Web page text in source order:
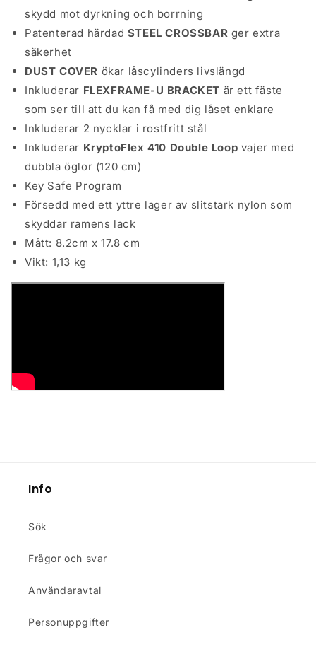
skydd mot dyrkning och borrning
Patenterad härdad STEEL CROSSBAR ger extra
säkerhet
DUST COVER ökar låscylinders livslängd
Inkluderar FLEXFRAME-U BRACKET är ett fäste
som ser till att du kan få med dig låset enklare
Inkluderar 2 nycklar i rostfritt stål
Inkluderar KryptoFlex 410 Double Loop vajer med
dubbla öglor (120 cm)
Key Safe Program
Försedd med ett yttre lager av slitstark nylon som
skyddar ramens lack
Mått: 8.2cm x 17.8 cm
Vikt: 1,13 kg
Info
Sök
Frågor och svar
Användaravtal
Personuppgifter